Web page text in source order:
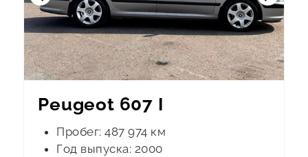
Peugeot 607 I
Пробег: 487 974 км
Год выпуска: 2000